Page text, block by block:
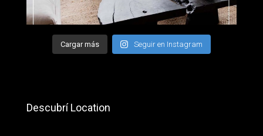
Cargar más Seguir en Instagram
Descubrí Location